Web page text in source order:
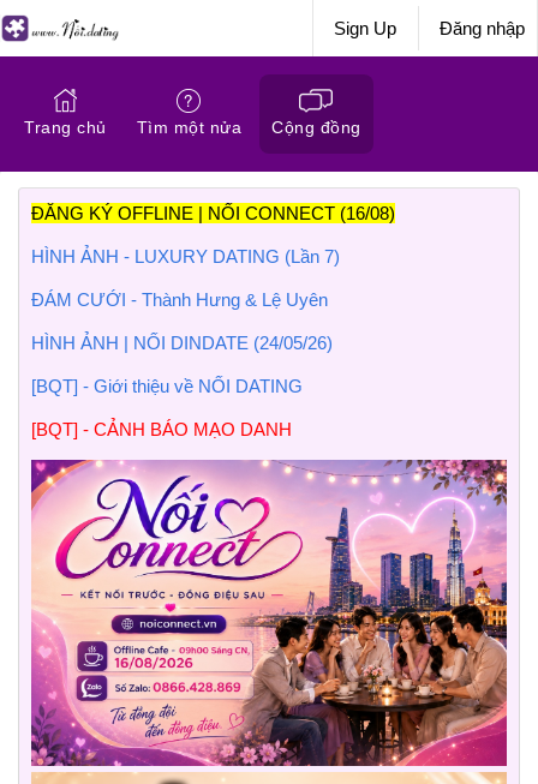
Sign Up Đăng nhập
Trang chủ Tìm một nửa Cộng đồng
ĐĂNG KÝ OFFLINE | NỐI CONNECT (16/08)
HÌNH ẢNH - LUXURY DATING (Lần 7)
ĐÁM CƯỚI - Thành Hưng & Lệ Uyên
HÌNH ẢNH | NỐI DINDATE (24/05/26)
[BQT] - Giới thiệu về NỐI DATING
[BQT] - CẢNH BÁO MẠO DANH